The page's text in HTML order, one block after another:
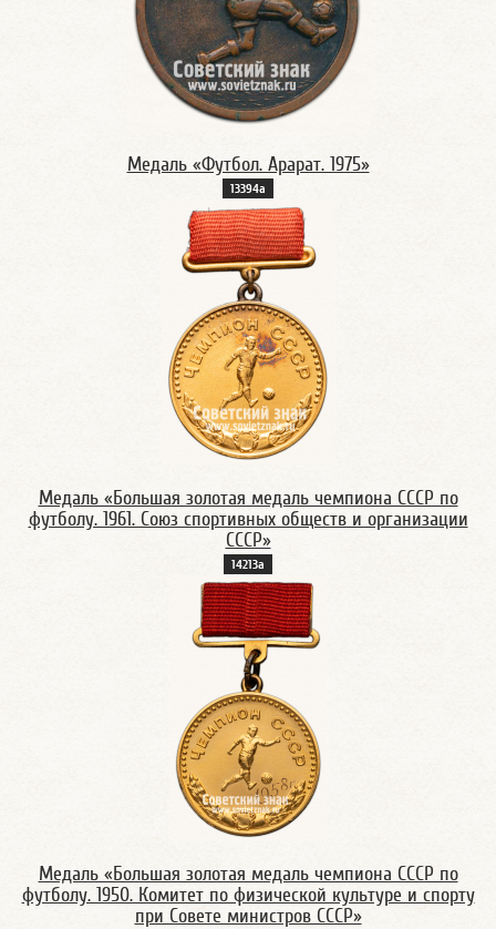
Медаль «Футбол. Арарат. 1975»
13394а
Медаль «Большая золотая медаль чемпиона СССР по
футболу. 1961. Союз спортивных обществ и организации
СССР»
14213а
Медаль «Большая золотая медаль чемпиона СССР по
футболу. 1950. Комитет по физической культуре и спорту
при Совете министров СССР»